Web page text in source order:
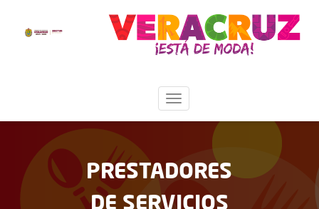
PRESTADORES
DE SERVICIOS